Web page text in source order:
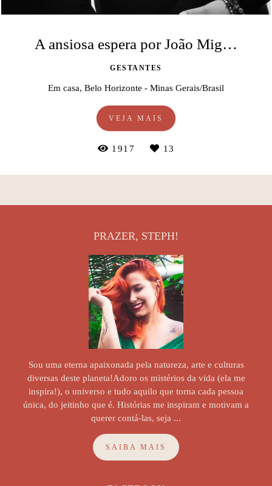
A ansiosa espera por João Miguel
GESTANTES
Em casa, Belo Horizonte - Minas Gerais/Brasil
VEJA MAIS
1917 13
PRAZER, STEPH!
Sou uma eterna apaixonada pela natureza, arte e culturas
diversas deste planeta!Adoro os mistérios da vida (ela me
inspira!), o universo e tudo aquilo que torna cada pessoa
única, do jeitinho que é. Histórias me inspiram e motivam a
querer contá-las, seja ...
SAIBA MAIS